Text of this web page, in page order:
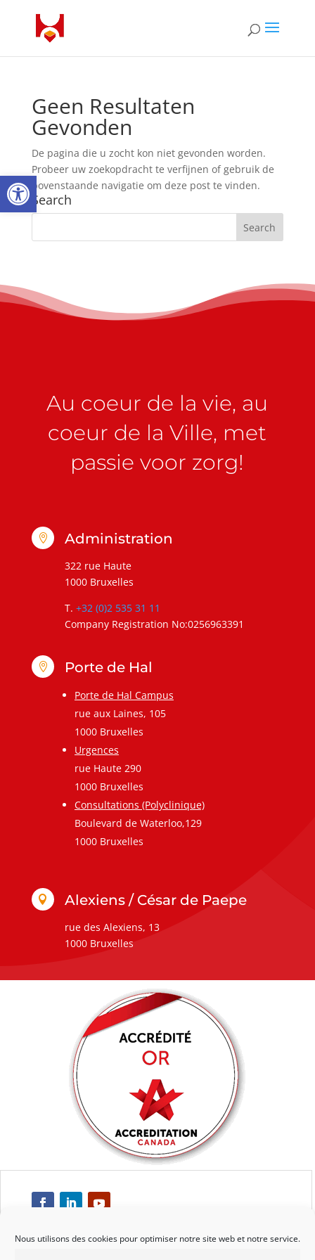
Nous utilisons des cookies pour optimiser notre site web et notre service.
Open toolbar
Geen Resultaten
Gevonden
De pagina die u zocht kon niet gevonden worden.
Probeer uw zoekopdracht te verfijnen of gebruik de
bovenstaande navigatie om deze post te vinden.
Search
Au coeur de la vie, au
coeur de la Ville, met
passie voor zorg!
 Administration
322 rue Haute
1000 Bruxelles
T. +32 (0)2 535 31 11
Company Registration No:0256963391
 Porte de Hal
Porte de Hal Campus
rue aux Laines, 105
1000 Bruxelles
Urgences
rue Haute 290
1000 Bruxelles
Consultations (Polyclinique)
Boulevard de Waterloo,129
1000 Bruxelles
 Alexiens / César de Paepe
rue des Alexiens, 13
1000 Bruxelles